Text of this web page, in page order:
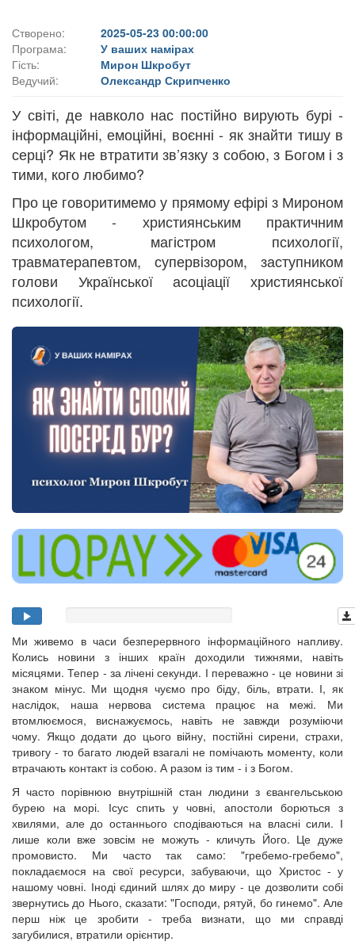
Створено:
2025-05-23 00:00:00
Програма:
У ваших намірах
Гість:
Мирон Шкробут
Ведучий:
Олександр Скрипченко
У світі, де навколо нас постійно вирують бурі -
інформаційні, емоційні, воєнні - як знайти тишу в
серці? Як не втратити зв’язку з собою, з Богом і з
тими, кого любимо?
Про це говоритимемо у прямому ефірі з Мироном
Шкробутом - християнським практичним
психологом, магістром психології,
травматерапевтом, супервізором, заступником
голови Української асоціації християнської
психології.
Ми живемо в часи безперервного інформаційного напливу.
Колись новини з інших країн доходили тижнями, навіть
місяцями. Тепер - за лічені секунди. І переважно - це новини зі
знаком мінус. Ми щодня чуємо про біду, біль, втрати. І, як
наслідок, наша нервова система працює на межі. Ми
втомлюємося, виснажуємось, навіть не завжди розуміючи
чому. Якщо додати до цього війну, постійні сирени, страхи,
тривогу - то багато людей взагалі не помічають моменту, коли
втрачають контакт із собою. А разом із тим - і з Богом.
Я часто порівнюю внутрішній стан людини з євангельською
бурею на морі. Ісус спить у човні, апостоли борються з
хвилями, але до останнього сподіваються на власні сили. І
лише коли вже зовсім не можуть - кличуть Його. Це дуже
промовисто. Ми часто так само: "гребемо-гребемо",
покладаємося на свої ресурси, забуваючи, що Христос - у
нашому човні. Іноді єдиний шлях до миру - це дозволити собі
звернутись до Нього, сказати: "Господи, рятуй, бо гинемо". Але
перш ніж це зробити - треба визнати, що ми справді
загубилися, втратили орієнтир.